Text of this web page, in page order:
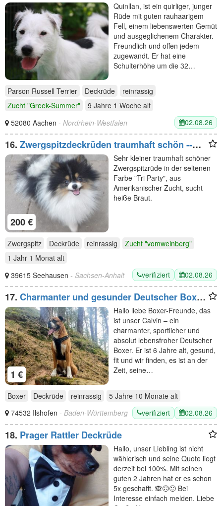
Quinllan, ist ein quirliger, junger
Rüde mit guten rauhaarigem
Fell, einem liebenswerten Gemüt
und ausgeglichenem Charakter.
Freundlich und offen jedem
zugewandt. Er hat eine
Schulterhöhe um die 32…
Parson Russell Terrier Deckrüde
reinrassig
Zucht "Greek-Summer"
9 Jahre 1 Woche alt
52080 Aachen - Nordrhein-Westfalen 02.08.26
16. Zwergspitzdeckrüden traumhaft schön --
kein Verkauf ---
200 €
Sehr kleiner traumhaft schöner
Zwergspitzrüde in der seltenen
Farbe "Tri Party", aus
Amerikanischer Zucht, sucht
heiße Braut.
Zwergspitz Deckrüde reinrassig
Zucht "vomweinberg"
1 Jahr 1 Monat alt
39615 Seehausen - Sachsen-Anhalt verifiziert 02.08.26
17. Charmanter und gesunder Deutscher Boxer
Deckrüde sucht passende Boxer-Hündin
1 €
Hallo liebe Boxer-Freunde, das
ist unser Calvin – ein
charmanter, sportlicher und
absolut lebensfroher Deutscher
Boxer. Er ist 6 Jahre alt, gesund,
fit und wir finden, es ist an der
Zeit, seine…
Boxer Deckrüde reinrassig 5 Jahre 10 Monate alt
74532 Ilshofen - Baden-Württemberg verifiziert 02.08.26
18. Prager Rattler Deckrüde
Hallo, unser Liebling ist nicht
wählerisch und seine Quote liegt
derzeit bei 100%. Mit seinen
guten 2 Jahren hat er es schon
5x geschafft. 🙈🙃🙂 Bei
Interesse einfach melden. Liebe